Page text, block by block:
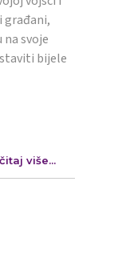
građani,
svoje
bijele
više...